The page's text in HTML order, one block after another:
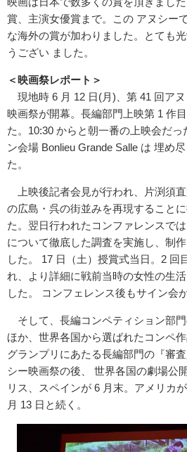
賞、主演女優賞まで。この アヌシー
な海外の賞が加わりました。とても
うござい ました。
＜映画祭レポート＞
現地時 6 月 12 日(月)、第 41 回ア
映画祭が開幕。長編部門上映第 1 作
た。10:30 からと朝一番の上映会だ
ン会場 Bonlieu Grande Salle は 埋め
た。
上映後記者会見が行われ、片渕須
の広島・呉の街並みを再現すること
た。翌日行われたコンファレンスで
について徹底した調査を実施し、制
した。 17 日（土）授賞式当日。2 回
れ、より詳細に戦前当時の女性の生
した。 コンフェレンス後もサイン会
そして、長編コンペティション部
ほか、世界各国から選ばれたコンペ
グランプリにあたる長編部門の『審
シー映画祭の後、 世界各国の劇場公
リス、スペインが 6 月末。アメリカ
月 13 日と続く。